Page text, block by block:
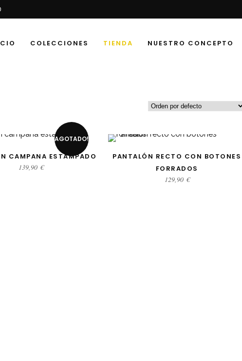
COLECCIONES TIENDA NUESTRO CONCEPTO
AGOTADO!
OPCIONES
CAMPANA ESTAMPADO
139,90 €
SELECCIONAR OPCIONES
PANTALÓN RECTO CON BOTONES
FORRADOS
129,90 €